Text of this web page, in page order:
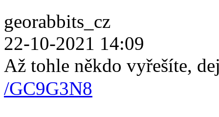
georabbits_cz
22-10-2021 14:09
Až tohle někdo vyřešíte,
/GC9G3N8